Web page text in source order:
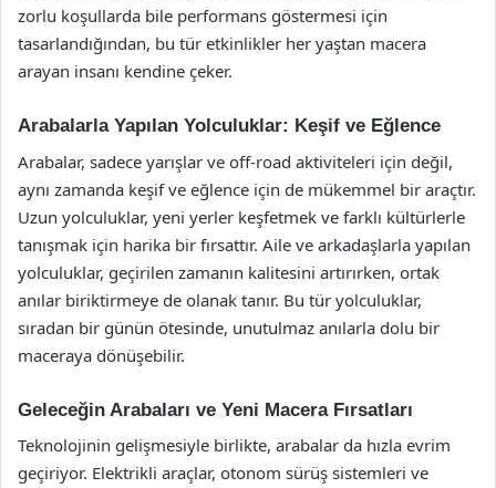
zorlu koşullarda bile performans göstermesi için
tasarlandığından, bu tür etkinlikler her yaştan macera
arayan insanı kendine çeker.
Arabalarla Yapılan Yolculuklar: Keşif ve Eğlence
Arabalar, sadece yarışlar ve off-road aktiviteleri için değil,
aynı zamanda keşif ve eğlence için de mükemmel bir araçtır.
Uzun yolculuklar, yeni yerler keşfetmek ve farklı kültürlerle
tanışmak için harika bir fırsattır. Aile ve arkadaşlarla yapılan
yolculuklar, geçirilen zamanın kalitesini artırırken, ortak
anılar biriktirmeye de olanak tanır. Bu tür yolculuklar,
sıradan bir günün ötesinde, unutulmaz anılarla dolu bir
maceraya dönüşebilir.
Geleceğin Arabaları ve Yeni Macera Fırsatları
Teknolojinin gelişmesiyle birlikte, arabalar da hızla evrim
geçiriyor. Elektrikli araçlar, otonom sürüş sistemleri ve